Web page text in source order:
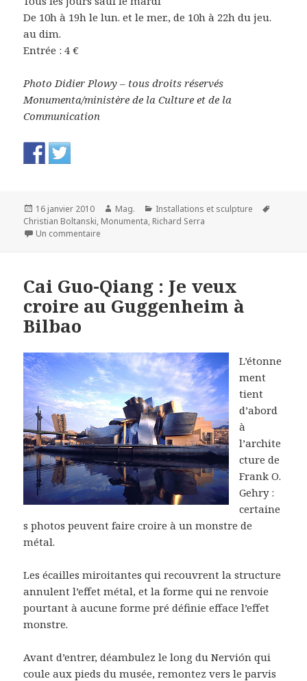
De 10h à 19h le lun. et le mer., de 10h à 22h du jeu.
au dim.
Entrée : 4 €
Photo Didier Plowy – tous droits réservés
Monumenta/ministère de la Culture et de la
Communication
Publié
le
16 janvier 2010 Auteur
Mag. Catégories
Installations et sculpture
Christian Boltanski, Monumenta, Richard Serra
Un commentaire
Cai Guo-Qiang : Je veux
croire au Guggenheim à
Bilbao
L’étonne
ment
tient
d’abord
à
l’archite
cture de
Frank O.
Gehry :
certaine
s photos peuvent faire croire à un monstre de
métal.
Les écailles miroitantes qui recouvrent la structure
annulent l’effet métal, et la forme qui ne renvoie
pourtant à aucune forme pré définie efface l’effet
monstre.
Avant d’entrer, déambulez le long du Nervión qui
coule aux pieds du musée, remontez vers le parvis